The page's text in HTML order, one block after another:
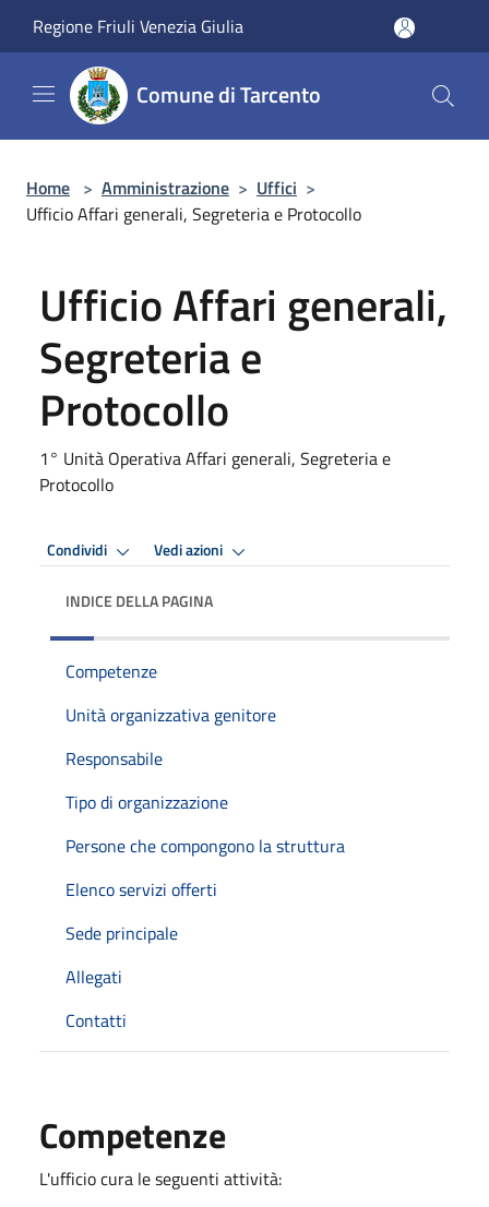
Regione Friuli Venezia Giulia
Comune di Tarcento
Home > Amministrazione > Uffici >
Ufficio Affari generali, Segreteria e Protocollo
Ufficio Affari generali,
Segreteria e
Protocollo
1° Unità Operativa Affari generali, Segreteria e
Protocollo
Condividi Vedi azioni
INDICE DELLA PAGINA
Competenze
Unità organizzativa genitore
Responsabile
Tipo di organizzazione
Persone che compongono la struttura
Elenco servizi offerti
Sede principale
Allegati
Contatti
Competenze
L'ufficio cura le seguenti attività: